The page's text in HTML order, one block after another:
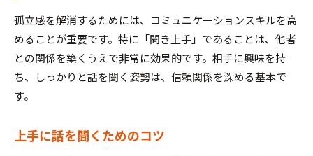
孤立感を解消するためには、コミュニケーションスキルを高
めることが重要です。特に「聞き上手」であることは、他者
との関係を築くうえで非常に効果的です。相手に興味を持
ち、しっかりと話を聞く姿勢は、信頼関係を深める基本で
す。
上手に話を聞くためのコツ